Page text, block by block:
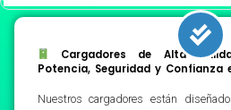
Cargadores de Alta
Potencia, Seguridad y Confianza
Nuestros cargadores están